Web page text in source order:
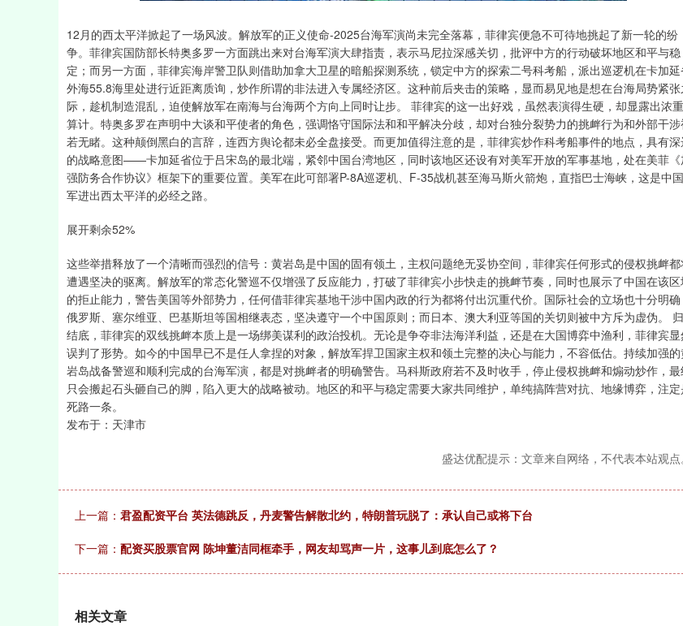
12月的西太平洋掀起了一场风波。解放军的正义使命-2025台海军演尚未完全落幕，菲律宾便急不可待地挑起了新一轮的纷
争。菲律宾国防部长特奥多罗一方面跳出来对台海军演大肆指责，表示马尼拉深感关切，批评中方的行动破坏地区和平与稳
定；而另一方面，菲律宾海岸警卫队则借助加拿大卫星的暗船探测系统，锁定中方的探索二号科考船，派出巡逻机在卡加
外海55.8海里处进行近距离质询，炒作所谓的非法进入专属经济区。这种前后夹击的策略，显而易见地是想在台海局势紧张
际，趁机制造混乱，迫使解放军在南海与台海两个方向上同时让步。 菲律宾的这一出好戏，虽然表演得生硬，却显露出浓
算计。特奥多罗在声明中大谈和平使者的角色，强调恪守国际法和和平解决分歧，却对台独分裂势力的挑衅行为和外部干
若无睹。这种颠倒黑白的言辞，连西方舆论都未必全盘接受。而更加值得注意的是，菲律宾炒作科考船事件的地点，具有
的战略意图——卡加延省位于吕宋岛的最北端，紧邻中国台湾地区，同时该地区还设有对美军开放的军事基地，处在美菲《
强防务合作协议》框架下的重要位置。美军在此可部署P-8A巡逻机、F-35战机甚至海马斯火箭炮，直指巴士海峡，这是中
军进出西太平洋的必经之路。
展开剩余52%
这些举措释放了一个清晰而强烈的信号：黄岩岛是中国的固有领土，主权问题绝无妥协空间，菲律宾任何形式的侵权挑衅
遭遇坚决的驱离。解放军的常态化警巡不仅增强了反应能力，打破了菲律宾小步快走的挑衅节奏，同时也展示了中国在该
的拒止能力，警告美国等外部势力，任何借菲律宾基地干涉中国内政的行为都将付出沉重代价。国际社会的立场也十分明确
俄罗斯、塞尔维亚、巴基斯坦等国相继表态，坚决遵守一个中国原则；而日本、澳大利亚等国的关切则被中方斥为虚伪。
结底，菲律宾的双线挑衅本质上是一场绑美谋利的政治投机。无论是争夺非法海洋利益，还是在大国博弈中渔利，菲律宾显
误判了形势。如今的中国早已不是任人拿捏的对象，解放军捍卫国家主权和领土完整的决心与能力，不容低估。持续加强
岩岛战备警巡和顺利完成的台海军演，都是对挑衅者的明确警告。马科斯政府若不及时收手，停止侵权挑衅和煽动炒作，最
只会搬起石头砸自己的脚，陷入更大的战略被动。地区的和平与稳定需要大家共同维护，单纯搞阵营对抗、地缘博弈，注定
死路一条。
发布于：天津市
盛达优配提示：文章来自网络，不代表本站观点
上一篇： 君盈配资平台 英法德跳反，丹麦警告解散北约，特朗普玩脱了：承认自己或将下台
下一篇： 配资买股票官网 陈坤董洁同框牵手，网友却骂声一片，这事儿到底怎么了？
相关文章